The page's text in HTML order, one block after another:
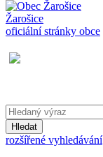
Žarošice
oficiální stránky obce
Hledat
rozšířené vyhledávání